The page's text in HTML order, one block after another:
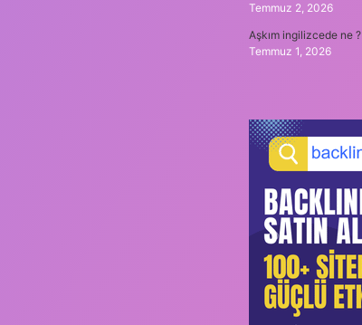
Temmuz 2, 2026
Aşkım ingilizcede ne ?
Temmuz 1, 2026